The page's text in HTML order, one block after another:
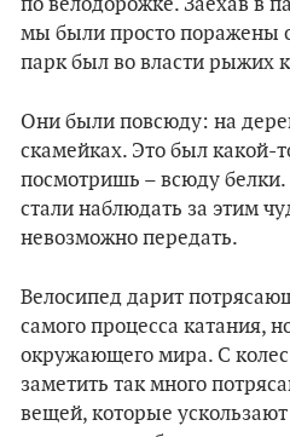
по велодорожке. Заехав в
мы были просто поражены
парк был во власти рыжих
Они были повсюду: на
скамейках. Это был какой-
посмотришь – всюду
стали наблюдать за этим
невозможно передать.
Велосипед дарит
самого процесса катания,
окружающего мира. С
заметить так много
вещей, которые